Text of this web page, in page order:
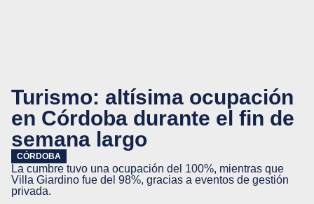
Turismo: altísima ocupación
en Córdoba durante el fin de
semana largo
CÓRDOBA
La cumbre tuvo una ocupación del 100%, mientras que
Villa Giardino fue del 98%, gracias a eventos de gestión
privada.